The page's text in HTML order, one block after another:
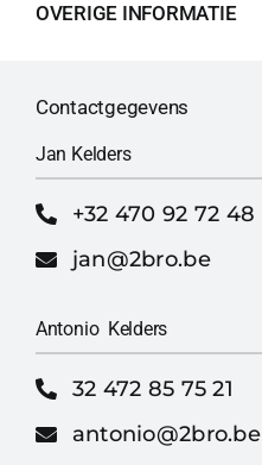
OVERIGE INFORMATIE
Contactgegevens
Jan Kelders
+32 470 92 72 48
jan@2bro.be
Antonio Kelders
32 472 85 75 21
antonio@2bro.be